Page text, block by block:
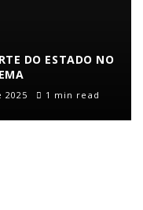
DO ESTADO NO
2025 1 min read